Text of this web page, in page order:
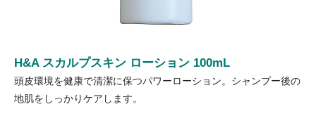
H&A スカルプスキン ローション 100mL
頭皮環境を健康で清潔に保つパワーローション。シャンプー後の
地肌をしっかりケアします。